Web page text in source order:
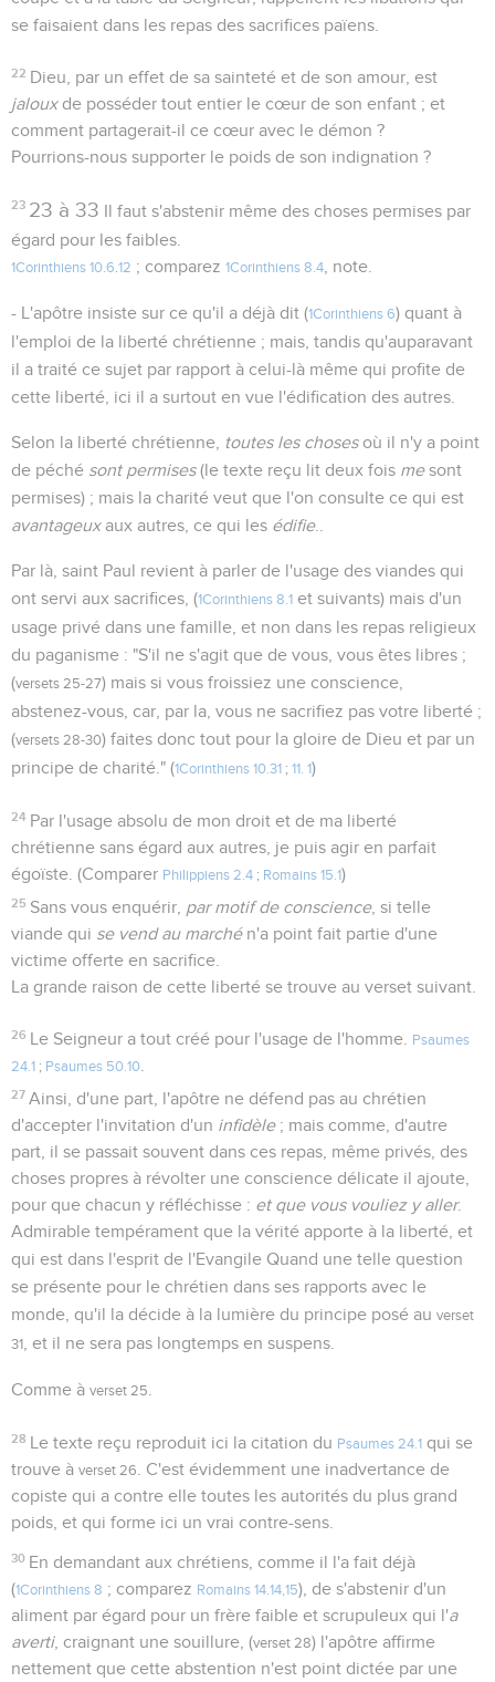
se faisaient dans les repas des sacrifices païens.
22 Dieu, par un effet de sa sainteté et de son amour, est
jalouxde posséder tout entier le cœur de son enfant ; et
comment partagerait-il ce cœur avec le démon ?
Pourrions-nous supporter le poids de son indignation ?
23 23 à 33 Il faut s'abstenir même des choses permises par
égard pour les faibles.
1Corinthiens 10.6 12 ; comparez 1Corinthiens 8.4 , note.
- L'apôtre insiste sur ce qu'il a déjà dit (1Corinthiens 6) quant à
l'emploi de la liberté chrétienne ; mais, tandis qu'auparavant
il a traité ce sujet par rapport à celui-là même qui profite de
cette liberté, ici il a surtout en vue l'édification des autres.
Selon la liberté chrétienne, toutes les chosesoù il n'y a point
de péché sont permises(le texte reçu lit deux fois mesont
permises) ; mais la charité veut que l'on consulte ce qui est
avantageuxaux autres, ce qui les édifie..
Par là, saint Paul revient à parler de l'usage des viandes qui
ont servi aux sacrifices, (1Corinthiens 8.1 et suivants) mais d'un
usage privé dans une famille, et non dans les repas religieux
du paganisme : "S'il ne s'agit que de vous, vous êtes libres ;
(versets 25-27) mais si vous froissiez une conscience,
abstenez-vous, car, par la, vous ne sacrifiez pas votre liberté ;
(versets 28-30) faites donc tout pour la gloire de Dieu et par un
principe de charité." (1Corinthiens 10.31 ; 11. 1)
24 Par l'usage absolu de mon droit et de ma liberté
chrétienne sans égard aux autres, je puis agir en parfait
égoïste. (Comparer Philippiens 2.4 ; Romains 15.1)
25 Sans vous enquérir, par motif de conscience, si telle
viande qui se vend au marchén'a point fait partie d'une
victime offerte en sacrifice.
La grande raison de cette liberté se trouve au verset suivant.
26 Le Seigneur a tout créé pour l'usage de l'homme.
Psaumes
24.1 ; Psaumes 50.10
27 Ainsi, d'une part, l'apôtre ne défend pas au chrétien
d'accepter l'invitation d'un infidèle; mais comme, d'autre
part, il se passait souvent dans ces repas, même privés, des
choses propres à révolter une conscience délicate il ajoute,
pour que chacun y réfléchisse : et que vous vouliez y aller.
Admirable tempérament que la vérité apporte à la liberté, et
qui est dans l'esprit de l'Evangile Quand une telle question
se présente pour le chrétien dans ses rapports avec le
monde, qu'il la décide à la lumière du principe posé au verset
31
, et il ne sera pas longtemps en suspens.
Comme à verset 25
28 Le texte reçu reproduit ici la citation du Psaumes 24.1 qui se
trouve à verset 26
. C'est évidemment une inadvertance de
copiste qui a contre elle toutes les autorités du plus grand
poids, et qui forme ici un vrai contre-sens.
30 En demandant aux chrétiens, comme il l'a fait déjà
(1Corinthiens 8 ; comparez Romains 14.14,15), de s'abstenir d'un
aliment par égard pour un frère faible et scrupuleux qui l'a
averti, craignant une souillure, (verset 28) l'apôtre affirme
nettement que cette abstention n'est point dictée par une